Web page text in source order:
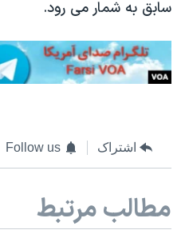
سابق به شمار می رود.
اشتراک Follow us
مطالب مرتبط